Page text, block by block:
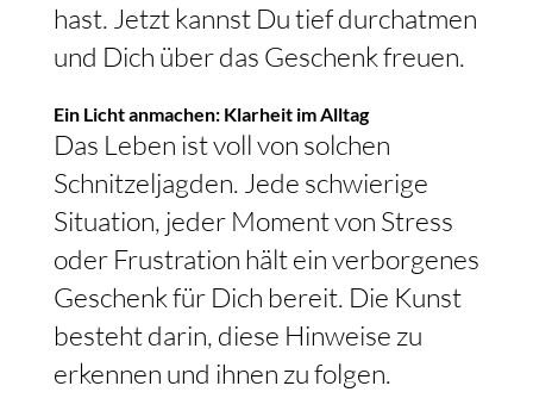
hast. Jetzt kannst Du tief durchatmen
und Dich über das Geschenk freuen.
Ein Licht anmachen: Klarheit im Alltag
Das Leben ist voll von solchen
Schnitzeljagden. Jede schwierige
Situation, jeder Moment von Stress
oder Frustration hält ein verborgenes
Geschenk für Dich bereit. Die Kunst
besteht darin, diese Hinweise zu
erkennen und ihnen zu folgen.